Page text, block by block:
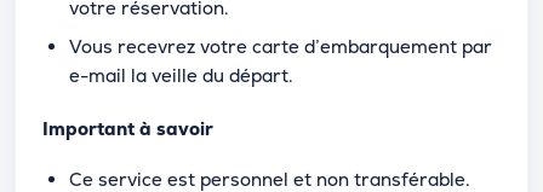
votre réservation.
Vous recevrez votre carte d’embarquement par
e-mail la veille du départ.
Important à savoir
Ce service est personnel et non transférable.